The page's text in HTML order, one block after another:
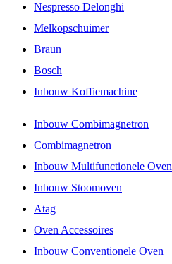
Nespresso Delonghi
Melkopschuimer
Braun
Bosch
Inbouw Koffiemachine
Inbouw Combimagnetron
Combimagnetron
Inbouw Multifunctionele Oven
Inbouw Stoomoven
Atag
Oven Accessoires
Inbouw Conventionele Oven